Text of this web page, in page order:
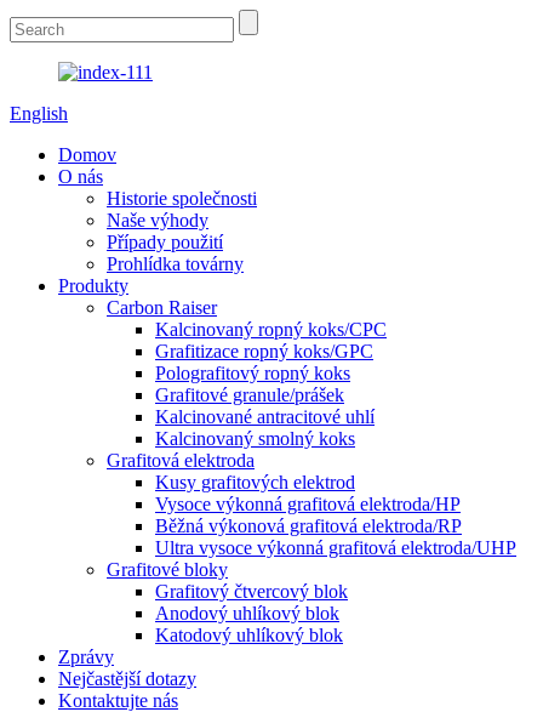
English
Domov
O nás
Historie společnosti
Naše výhody
Případy použití
Prohlídka továrny
Produkty
Carbon Raiser
Kalcinovaný ropný koks/CPC
Grafitizace ropný koks/GPC
Polografitový ropný koks
Grafitové granule/prášek
Kalcinované antracitové uhlí
Kalcinovaný smolný koks
Grafitová elektroda
Kusy grafitových elektrod
Vysoce výkonná grafitová elektroda/HP
Běžná výkonová grafitová elektroda/RP
Ultra vysoce výkonná grafitová elektroda/UHP
Grafitové bloky
Grafitový čtvercový blok
Anodový uhlíkový blok
Katodový uhlíkový blok
Zprávy
Nejčastější dotazy
Kontaktujte nás